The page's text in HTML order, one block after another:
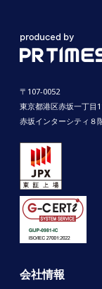
〒107-0052
東京都港区赤坂一丁目
赤坂インターシティ８
会社情報